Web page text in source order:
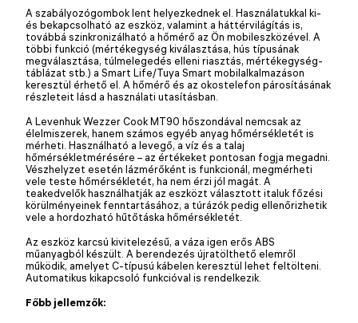
A szabályozógombok lent helyezkednek el. Használatukkal ki-
és bekapcsolható az eszköz, valamint a háttérvilágítás is,
továbbá szinkronizálható a hőmérő az Ön mobileszközével. A
többi funkció (mértékegység kiválasztása, hús típusának
megválasztása, túlmelegedés elleni riasztás, mértékegység-
táblázat stb.) a Smart Life/Tuya Smart mobilalkalmazáson
keresztül érhető el. A hőmérő és az okostelefon párosításának
részleteit lásd a használati utasításban.
A Levenhuk Wezzer Cook MT90 hőszondával nemcsak az
élelmiszerek, hanem számos egyéb anyag hőmérsékletét is
mérheti. Használható a levegő, a víz és a talaj
hőmérsékletmérésére – az értékeket pontosan fogja megadni.
Vészhelyzet esetén lázmérőként is funkcionál, megmérheti
vele teste hőmérsékletét, ha nem érzi jól magát. A
teakedvelők használhatják az eszközt választott italuk főzési
körülményeinek fenntartásához, a túrázók pedig ellenőrizhetik
vele a hordozható hűtőtáska hőmérsékletét.
Az eszköz karcsú kivitelezésű, a váza igen erős ABS
műanyagból készült. A berendezés újratölthető elemről
működik, amelyet C-típusú kábelen keresztül lehet feltölteni.
Automatikus kikapcsoló funkcióval is rendelkezik.
Főbb jellemzők: